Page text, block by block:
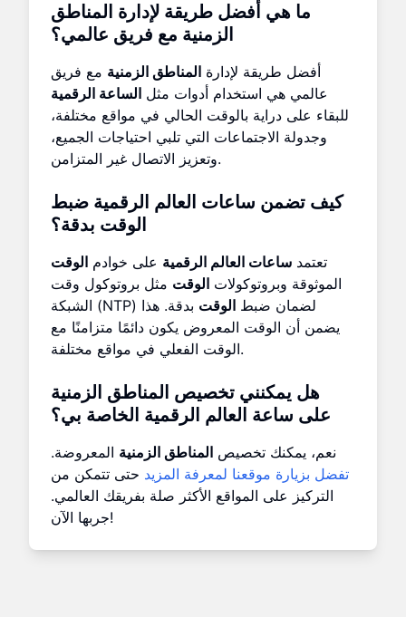
ما هي أفضل طريقة لإدارة المناطق
الزمنية مع فريق عالمي؟
أفضل طريقة لإدارة المناطق الزمنية مع فريق
عالمي هي استخدام أدوات مثل الساعة الرقمية
للبقاء على دراية بالوقت الحالي في مواقع مختلفة،
وجدولة الاجتماعات التي تلبي احتياجات الجميع،
وتعزيز الاتصال غير المتزامن.
كيف تضمن ساعات العالم الرقمية ضبط
الوقت بدقة؟
تعتمد ساعات العالم الرقمية على خوادم الوقت
الموثوقة وبروتوكولات الوقت مثل بروتوكول وقت
الشبكة (NTP) لضمان ضبط الوقت بدقة. هذا
يضمن أن الوقت المعروض يكون دائمًا متزامنًا مع
الوقت الفعلي في مواقع مختلفة.
هل يمكنني تخصيص المناطق الزمنية
على ساعة العالم الرقمية الخاصة بي؟
نعم، يمكنك تخصيص المناطق الزمنية المعروضة.
تفضل بزيارة موقعنا لمعرفة المزيد حتى تتمكن من
التركيز على المواقع الأكثر صلة بفريقك العالمي.
جربها الآن!